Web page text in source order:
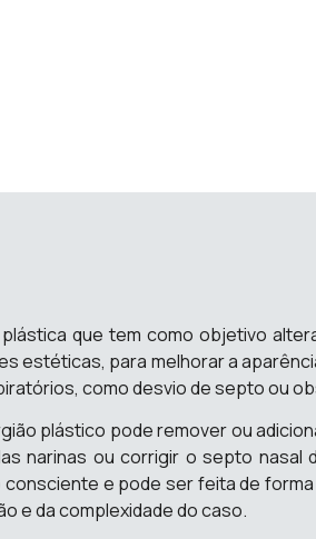
que tem como objetivo
estéticas, para melhorar a
como desvio de septo ou
plástico pode remover ou
narinas ou corrigir o septo nasal
e pode ser feita de
e da complexidade do caso.